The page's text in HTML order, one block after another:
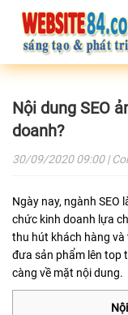
Nội dung SEO
doanh?
30/09/202009:00|
Ngày nay, ngành SEO
chức kinh doanh lựa
thu hút khách hàng và
đưa sản phẩm lên top
càng về mặt nội dung.